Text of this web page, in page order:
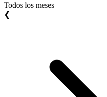
Todos los meses
❮